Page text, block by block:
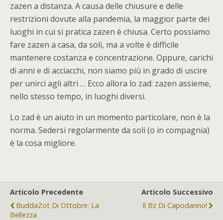
zazen a distanza. A causa delle chiusure e delle
restrizioni dovute alla pandemia, la maggior parte dei
luoghi in cui si pratica zazen è chiusa. Certo possiamo
fare zazen a casa, da soli, ma a volte è difficile
mantenere costanza e concentrazione. Oppure, carichi
di anni e di acciacchi, non siamo più in grado di uscire
per unirci agli altri … Ecco allora lo zad: zazen assieme,
nello stesso tempo, in luoghi diversi.
Lo zad è un aiuto in un momento particolare, non è la
norma. Sedersi regolarmente da soli (o in compagnia)
è la cosa migliore.
Articolo Precedente
BuddaZot Di Ottobre: La
Bellezza
Articolo Successivo
Il Bz Di Capodanno!